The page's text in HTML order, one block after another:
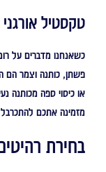
טקסטיל
כשאנחנו מדברים על
פשתן, כותנה וצמר הם
או כיסוי ספה מכותנה
מזמינה אתכם להתכרבל
בחירת